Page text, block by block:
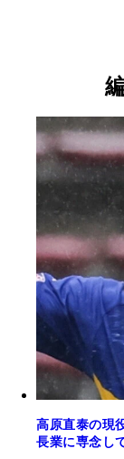
高原直泰の現
長業に専念し